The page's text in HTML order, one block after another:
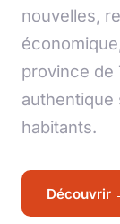
nouvelles,
province de
authentique
habitants.
Découvrir